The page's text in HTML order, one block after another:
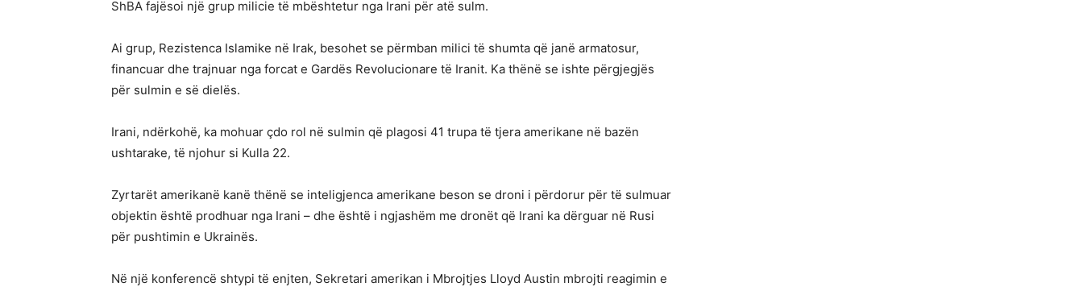
ShBA fajësoi një grup milicie të mbështetur nga Irani për atë sulm.
Ai grup, Rezistenca Islamike në Irak, besohet se përmban milici të shumta që janë armatosur,
financuar dhe trajnuar nga forcat e Gardës Revolucionare të Iranit. Ka thënë se ishte përgjegjës
për sulmin e së dielës.
Irani, ndërkohë, ka mohuar çdo rol në sulmin që plagosi 41 trupa të tjera amerikane në bazën
ushtarake, të njohur si Kulla 22.
Zyrtarët amerikanë kanë thënë se inteligjenca amerikane beson se droni i përdorur për të sulmuar
objektin është prodhuar nga Irani – dhe është i ngjashëm me dronët që Irani ka dërguar në Rusi
për pushtimin e Ukrainës.
Në një konferencë shtypi të enjten, Sekretari amerikan i Mbrojtjes Lloyd Austin mbrojti reagimin e